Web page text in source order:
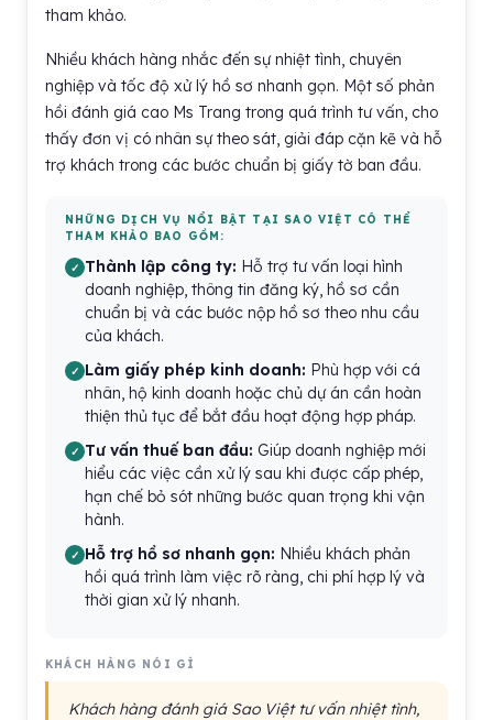
tham khảo.
Nhiều khách hàng nhắc đến sự nhiệt tình, chuyên
nghiệp và tốc độ xử lý hồ sơ nhanh gọn. Một số phản
hồi đánh giá cao Ms Trang trong quá trình tư vấn, cho
thấy đơn vị có nhân sự theo sát, giải đáp cặn kẽ và hỗ
trợ khách trong các bước chuẩn bị giấy tờ ban đầu.
NHỮNG DỊCH VỤ NỔI BẬT TẠI SAO VIỆT CÓ THỂ
THAM KHẢO BAO GỒM:
Thành lập công ty: Hỗ trợ tư vấn loại hình
doanh nghiệp, thông tin đăng ký, hồ sơ cần
chuẩn bị và các bước nộp hồ sơ theo nhu cầu
của khách.
Làm giấy phép kinh doanh: Phù hợp với cá
nhân, hộ kinh doanh hoặc chủ dự án cần hoàn
thiện thủ tục để bắt đầu hoạt động hợp pháp.
Tư vấn thuế ban đầu: Giúp doanh nghiệp mới
hiểu các việc cần xử lý sau khi được cấp phép,
hạn chế bỏ sót những bước quan trọng khi vận
hành.
Hỗ trợ hồ sơ nhanh gọn: Nhiều khách phản
hồi quá trình làm việc rõ ràng, chi phí hợp lý và
thời gian xử lý nhanh.
KHÁCH HÀNG NÓI GÌ
Khách hàng đánh giá Sao Việt tư vấn nhiệt tình,